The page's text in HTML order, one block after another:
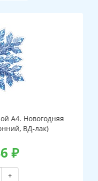
А4. Новогодняя
ВД-лак)
₽
+